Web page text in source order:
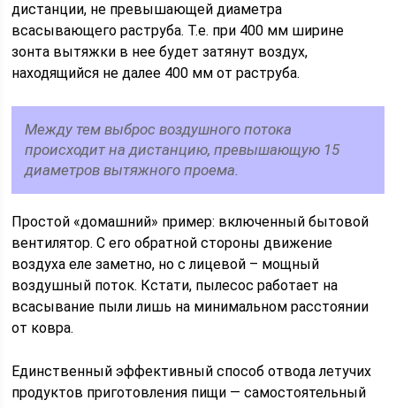
дистанции, не превышающей диаметра
всасывающего раструба. Т.е. при 400 мм ширине
зонта вытяжки в нее будет затянут воздух,
находящийся не далее 400 мм от раструба.
Между тем выброс воздушного потока
происходит на дистанцию, превышающую 15
диаметров вытяжного проема.
Простой «домашний» пример: включенный бытовой
вентилятор. С его обратной стороны движение
воздуха еле заметно, но с лицевой – мощный
воздушный поток. Кстати, пылесос работает на
всасывание пыли лишь на минимальном расстоянии
от ковра.
Единственный эффективный способ отвода летучих
продуктов приготовления пищи — самостоятельный